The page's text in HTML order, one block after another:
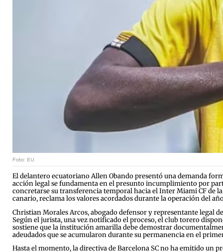
Foto: EU.
El delantero ecuatoriano Allen Obando presentó una demanda
acción legal se fundamenta en el presunto incumplimiento por
concretarse su transferencia temporal hacia el Inter Miami CF de
canario, reclama los valores acordados durante la operación del
Christian Morales Arcos, abogado defensor y representante legal
Según el jurista, una vez notificado el proceso, el club torero
sostiene que la institución amarilla debe demostrar
adeudados que se acumularon durante su permanencia en el
Hasta el momento, la directiva de Barcelona SC no ha emitido un